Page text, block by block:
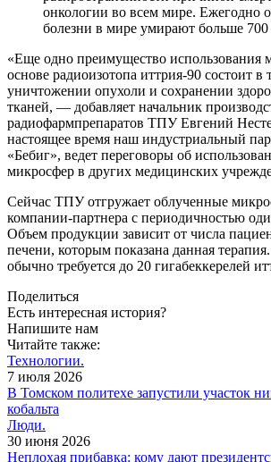
онкологии во всем мире. Ежегодно
болезни в мире умирают больше 700
«Еще одно преимущество использования
основе радиоизотопа иттрия-90 состоит в
уничтожении опухоли и сохранении
тканей, — добавляет начальник
радиофармпрепаратов ТПУ Евгений
настоящее время наш индустриальный
«Бебиг», ведет переговоры об
микросфер в других медицинских
Сейчас ТПУ отгружает облученные
компании-партнера с периодичностью
Объем продукции зависит от числа
печени, которым показана данная
обычно требуется до 20 гигабеккерелей
Поделиться
Есть интересная история?
Напишите нам
Читайте также:
Технологии.
7 июля 2026
В Томском политехе запустили участок
кобальта
Люди.
30 июня 2026
Неплохая прибавка: кому дают